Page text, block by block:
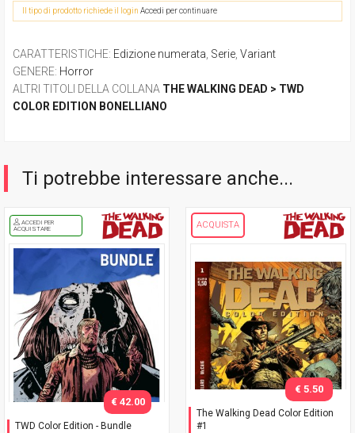
Il tipo di prodotto richiede il login Accedi per continuare
CARATTERISTICHE: Edizione numerata Serie Variant
GENERE: Horror
ALTRI TITOLI DELLA COLLANA THE WALKING DEAD > TWD
COLOR EDITION BONELLIANO
Ti potrebbe interessare anche...
ACCEDI PER
ACQUISTARE
TWD Color Edition - Bundle
€ 42.00
ACQUISTA
The Walking Dead Color Edition
#1
€ 5.50